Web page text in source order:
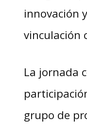
innovación
vinculación
La jornada
grupo de